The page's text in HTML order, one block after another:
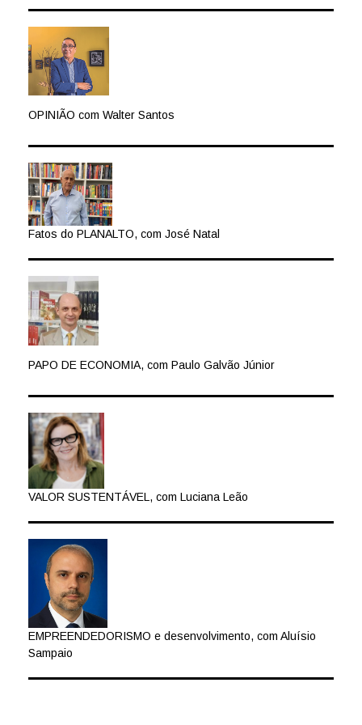
OPINIÃO com Walter Santos
Fatos do PLANALTO, com José Natal
PAPO DE ECONOMIA, com Paulo Galvão Júnior
VALOR SUSTENTÁVEL, com Luciana Leão
EMPREENDEDORISMO e desenvolvimento, com Aluísio
Sampaio